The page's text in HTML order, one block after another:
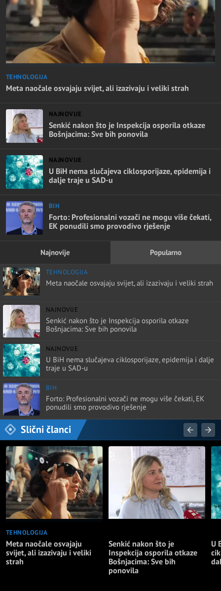
TEHNOLOGIJA
Meta naočale osvajaju svijet, ali izazivaju i veliki strah
NAJNOVIJE
Senkić nakon što je Inspekcija osporila otkaze
Bošnjacima: Sve bih ponovila
NAJNOVIJE
U BiH nema slučajeva ciklosporijaze, epidemija i
dalje traje u SAD-u
BIH
Forto: Profesionalni vozači ne mogu više čekati,
EK ponudili smo provodivo rješenje
Najnovije Popularno
TEHNOLOGIJA
Meta naočale osvajaju svijet, ali izazivaju i veliki strah
NAJNOVIJE
Senkić nakon što je Inspekcija osporila otkaze
Bošnjacima: Sve bih ponovila
NAJNOVIJE
U BiH nema slučajeva ciklosporijaze, epidemija i dalje
traje u SAD-u
BIH
Forto: Profesionalni vozači ne mogu više čekati, EK
ponudili smo provodivo rješenje
Slični članci
TEHNOLOGIJA
Meta naočale osvajaju
svijet, ali izazivaju i veliki
strah
Senkić nakon što je
Inspekcija osporila otkaze
Bošnjacima: Sve bih
ponovila
U